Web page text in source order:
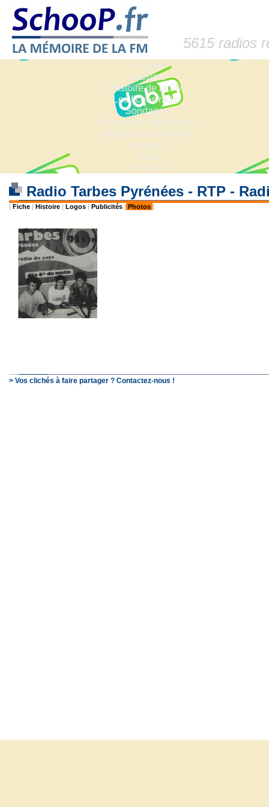
5615 radios
Accueil
Dossiers
Histoire de la FM
Les fiches radio
Sondages
Anciennes fréquences
Fréquences actuelles
Lexique
Liens
Contact
Radio Tarbes Pyrénées - RTP -
| Fiche | Histoire | Logos | Publicités | Photos |
> Vos clichés à faire partager ? Contactez-nous !